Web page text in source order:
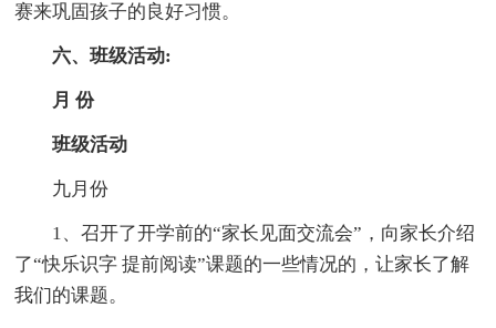
赛来巩固孩子的良好习惯。
六、班级活动:
月 份
班级活动
九月份
1、召开了开学前的“家长见面交流会”，向家长介绍
了“快乐识字 提前阅读”课题的一些情况的，让家长了解
我们的课题。